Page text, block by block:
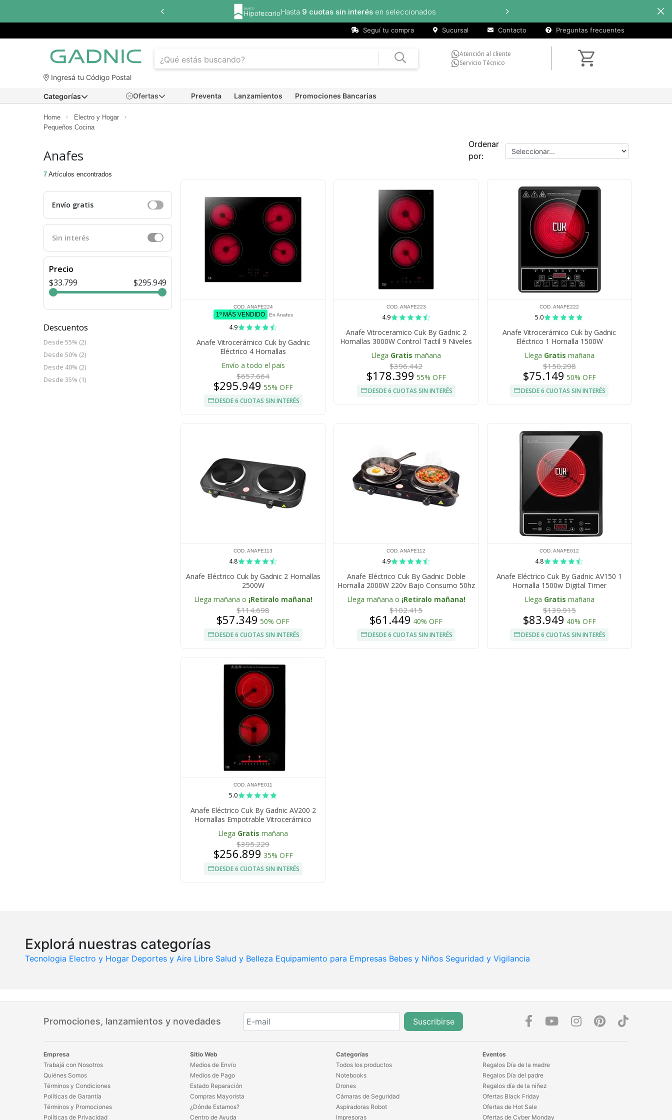
Hasta 9 cuotas sin interés en seleccionados Hasta
Seguí tu compra Sucursal Contacto Preguntas frecuentes
Atención al cliente
Servicio Técnico
Ingresá tu Código Postal
Ofertas Preventa Lanzamientos Promociones Bancarias
Categorías
Home
Electro y Hogar
Pequeños Cocina
Anafes
7 Artículos encontrados
Envío gratis
Sin interés
Precio
$33.799
$295.949
Descuentos
Desde 55% (2)
Desde 50% (2)
Desde 40% (2)
Desde 35% (1)
Ordenar
por:
COD. ANAFE224
1º MÁS VENDIDO En Anafes
4.9
Anafe Vitrocerámico Cuk by Gadnic
Eléctrico 4 Hornallas
Envío a todo el país
$657.664
$295.949 55% OFF
DESDE 6 CUOTAS SIN INTERÉS
COD. ANAFE223
4.9
Anafe Vitroceramico Cuk By Gadnic 2
Hornallas 3000W Control Tactil 9 Niveles
Temporizador Bloqueo Infantil
Llega Gratis mañana
$396.442
$178.399 55% OFF
DESDE 6 CUOTAS SIN INTERÉS
COD. ANAFE222
5.0
Anafe Vitrocerámico Cuk by Gadnic
Eléctrico 1 Hornalla 1500W
Llega Gratis mañana
$150.298
$75.149 50% OFF
DESDE 6 CUOTAS SIN INTERÉS
COD. ANAFE113
4.8
Anafe Eléctrico Cuk by Gadnic 2 Hornallas
2500W
Llega mañana o ¡Retiralo mañana!
$114.698
$57.349 50% OFF
DESDE 6 CUOTAS SIN INTERÉS
COD. ANAFE112
4.9
Anafe Eléctrico Cuk By Gadnic Doble
Hornalla 2000W 220v Bajo Consumo 50hz
Llega mañana o ¡Retiralo mañana!
$102.415
$61.449 40% OFF
DESDE 6 CUOTAS SIN INTERÉS
COD. ANAFE012
4.8
Anafe Eléctrico Cuk By Gadnic AV150 1
Hornalla 1500w Digital Timer
Llega Gratis mañana
$139.915
$83.949 40% OFF
DESDE 6 CUOTAS SIN INTERÉS
COD. ANAFE011
5.0
Anafe Eléctrico Cuk By Gadnic AV200 2
Hornallas Empotrable Vitrocerámico
3200w Panel Touch Timer
Llega Gratis mañana
$395.229
$256.899 35% OFF
DESDE 6 CUOTAS SIN INTERÉS
Explorá nuestras categorías
Tecnologia Electro y Hogar Deportes y Aire Libre Salud y Belleza Equipamiento para Empresas Bebes y Niños Seguridad y Vigilancia
Promociones, lanzamientos y novedades Suscribirse
Empresa
Trabajá con Nosotros
Quiénes Somos
Términos y Condiciones
Políticas de Garantía
Términos y Promociones
Políticas de Privacidad
Sitio Web
Medios de Envío
Medios de Pago
Estado Reparación
Compras Mayorista
¿Dónde Estamos?
Centro de Ayuda
Categorías
Todos los productos
Notebooks
Drones
Cámaras de Seguridad
Aspiradoras Robot
Impresoras
Eventos
Regalos Día de la madre
Regalos Día del padre
Regalos día de la niñez
Ofertas Black Friday
Ofertas de Hot Sale
Ofertas de Cyber Monday